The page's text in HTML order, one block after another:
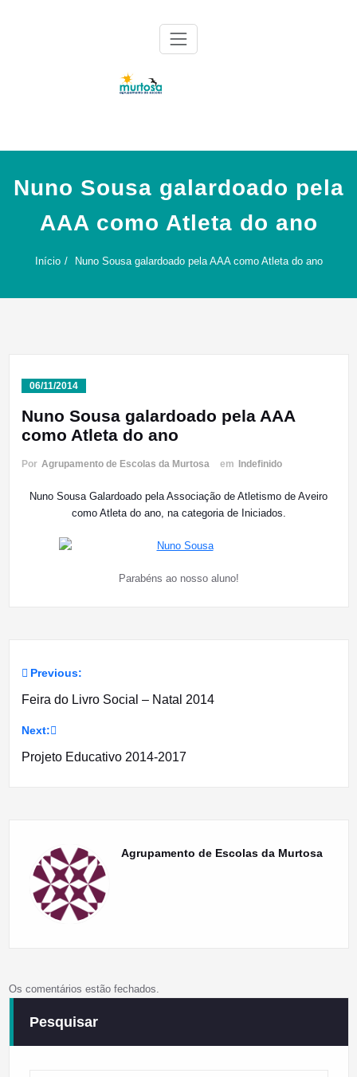
Nuno Sousa galardoado pela
AAA como Atleta do ano
Início Nuno Sousa galardoado pela AAA como Atleta do ano
06/11/2014
Nuno Sousa galardoado pela AAA
como Atleta do ano
Por Agrupamento de Escolas da Murtosa em Indefinido
Nuno Sousa Galardoado pela Associação de Atletismo de Aveiro
como Atleta do ano, na categoria de Iniciados.
Parabéns ao nosso aluno!
Navegação
artigos
Previous:
Feira do Livro Social – Natal 2014
Next:
Projeto Educativo 2014-2017
Agrupamento de Escolas da Murtosa
Os comentários estão fechados.
Pesquisar